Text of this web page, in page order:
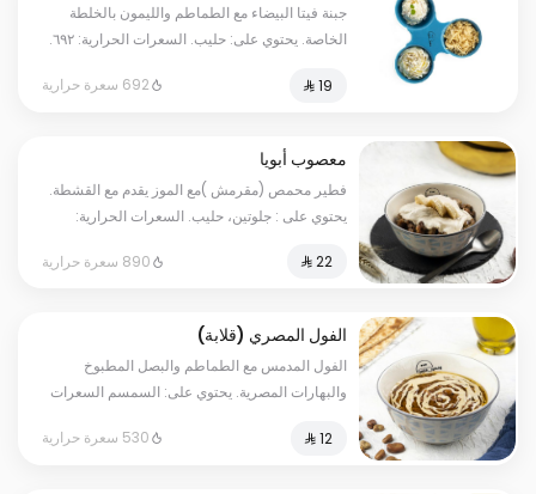
جبنة فيتا البيضاء مع الطماطم والليمون بالخلطة
الخاصة. يحتوي على: حليب. السعرات الحرارية: ٦٩٢.
692 سعرة حرارية
معصوب أبويا
فطير محمص (مقرمش )مع الموز يقدم مع القشطة.
يحتوي على : جلوتين، حليب. السعرات الحرارية:
الاختيارات.
⁨⁦‪‬ 22⁩ 890 سعرة حرارية
الفول المصري (قلابة)
الفول المدمس مع الطماطم والبصل المطبوخ
والبهارات المصرية. يحتوي على: السمسم السعرات
الاختيارات.
⁨⁦‪‬ 12⁩ 530 سعرة حرارية